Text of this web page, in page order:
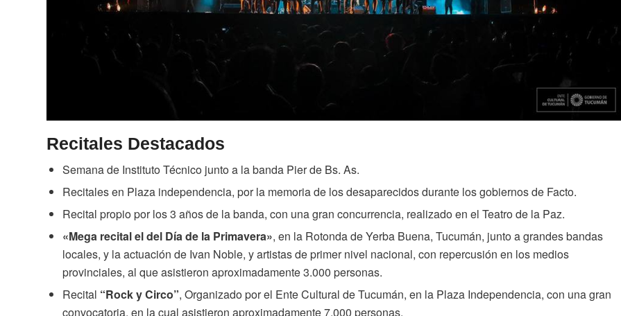
Recitales Destacados
Semana de Instituto Técnico junto a la banda Pier de Bs. As.
Recitales en Plaza independencia, por la memoria de los desaparecidos durante los gobiernos de Facto.
Recital propio por los 3 años de la banda, con una gran concurrencia, realizado en el Teatro de la Paz.
«Mega recital el del Día de la Primavera», en la Rotonda de Yerba Buena, Tucumán, junto a grandes bandas
locales, y la actuación de Ivan Noble, y artistas de primer nivel nacional, con repercusión en los medios
provinciales, al que asistieron aproximadamente 3.000 personas.
Recital “Rock y Circo”, Organizado por el Ente Cultural de Tucumán, en la Plaza Independencia, con una gran
convocatoria, en la cual asistieron aproximadamente 7.000 personas.